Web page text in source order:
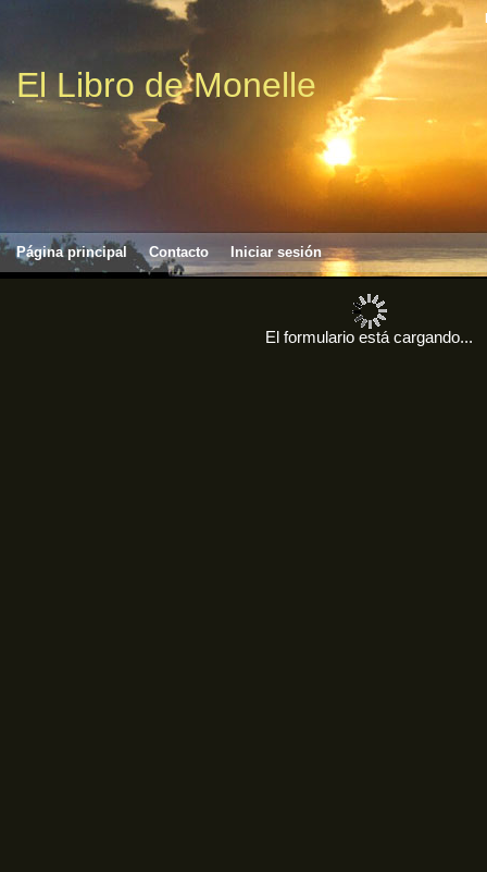
El Libro de Monelle
Página principal Contacto Iniciar sesión
El formulario está cargando...